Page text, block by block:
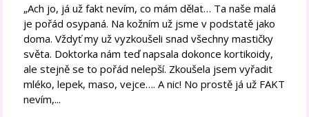
„Ach jo, já už fakt nevím, co mám dělat… Ta naše malá
je pořád osypaná. Na kožním už jsme v podstatě jako
doma. Vždyť my už vyzkoušeli snad všechny mastičky
světa. Doktorka nám teď napsala dokonce kortikoidy,
ale stejně se to pořád nelepší. Zkoušela jsem vyřadit
mléko, lepek, maso, vejce…. A nic! No prostě já už FAKT
nevím,...